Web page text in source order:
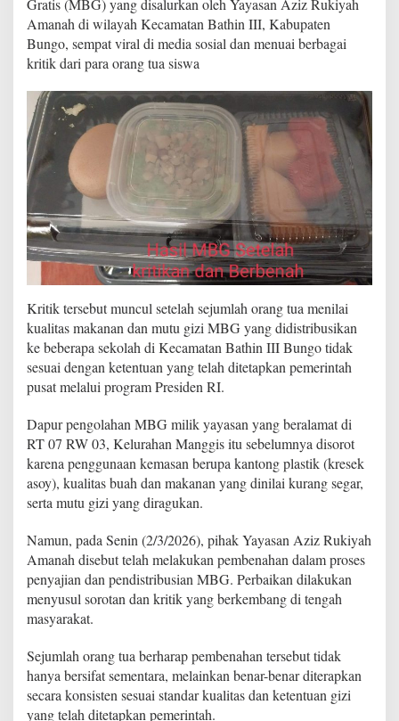
i
M
B
G
d
r
i
Y
a
y
a
n
A
z
i
R
u
k
y
a
A
m
n
a
h
i
a
t
h
I
I
B
u
Gratis (MBG) yang disalurkan oleh Yayasan Aziz Rukiyah
Amanah di wilayah Kecamatan Bathin III, Kabupaten
Bungo, sempat viral di media sosial dan menuai berbagai
kritik dari para orang tua siswa
Kritik tersebut muncul setelah sejumlah orang tua menilai
kualitas makanan dan mutu gizi MBG yang didistribusikan
ke beberapa sekolah di Kecamatan Bathin III Bungo tidak
sesuai dengan ketentuan yang telah ditetapkan pemerintah
pusat melalui program Presiden RI.
Dapur pengolahan MBG milik yayasan yang beralamat di
RT 07 RW 03, Kelurahan Manggis itu sebelumnya disorot
karena penggunaan kemasan berupa kantong plastik (kresek
asoy), kualitas buah dan makanan yang dinilai kurang segar,
serta mutu gizi yang diragukan.
Namun, pada Senin (2/3/2026), pihak Yayasan Aziz Rukiyah
Amanah disebut telah melakukan pembenahan dalam proses
penyajian dan pendistribusian MBG. Perbaikan dilakukan
menyusul sorotan dan kritik yang berkembang di tengah
masyarakat.
Sejumlah orang tua berharap pembenahan tersebut tidak
hanya bersifat sementara, melainkan benar-benar diterapkan
secara konsisten sesuai standar kualitas dan ketentuan gizi
yang telah ditetapkan pemerintah.